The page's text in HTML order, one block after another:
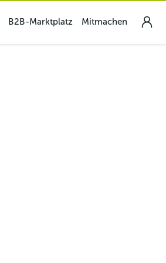
B2B-Marktplatz Mitmachen